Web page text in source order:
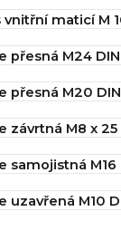
k odeslání
Kč
vnitřní maticí M
k odeslání
Kč
přesná M24
k odeslání
Kč
přesná M20
k odeslání
Kč
závrtná M8 x
k odeslání
Kč
samojistná M16
k odeslání
uzavřená M10